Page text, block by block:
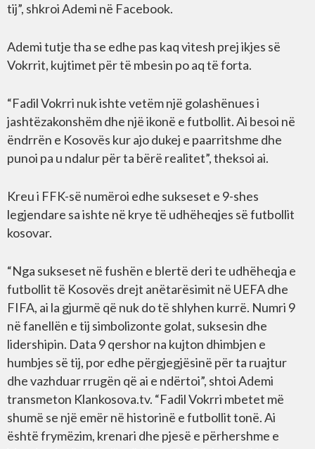
tij”, shkroi Ademi në Facebook.
Ademi tutje tha se edhe pas kaq vitesh prej ikjes së
Vokrrit, kujtimet për të mbesin po aq të forta.
“Fadil Vokrri nuk ishte vetëm një golashënues i
jashtëzakonshëm dhe një ikonë e futbollit. Ai besoi në
ëndrrën e Kosovës kur ajo dukej e paarritshme dhe
punoi pa u ndalur për ta bërë realitet”, theksoi ai.
Kreu i FFK-së numëroi edhe sukseset e 9-shes
legjendare sa ishte në krye të udhëheqjes së futbollit
kosovar.
“Nga sukseset në fushën e blertë deri te udhëheqja e
futbollit të Kosovës drejt anëtarësimit në UEFA dhe
FIFA, ai la gjurmë që nuk do të shlyhen kurrë. Numri 9
në fanellën e tij simbolizonte golat, suksesin dhe
lidershipin. Data 9 qershor na kujton dhimbjen e
humbjes së tij, por edhe përgjegjësinë për ta ruajtur
dhe vazhduar rrugën që ai e ndërtoi”, shtoi Ademi
transmeton Klankosova.tv. “Fadil Vokrri mbetet më
shumë se një emër në historinë e futbollit tonë. Ai
është frymëzim, krenari dhe pjesë e përhershme e